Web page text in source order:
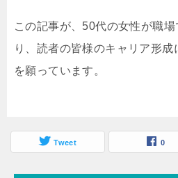
この記事が、50代の女性が職
り、読者の皆様のキャリア形成
を願っています。
Tweet 0